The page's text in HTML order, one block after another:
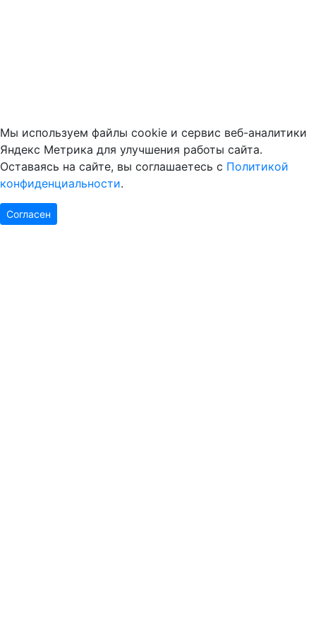
Мы используем файлы cookie и сервис веб-аналитики
Яндекс Метрика для улучшения работы сайта.
Оставаясь на сайте, вы соглашаетесь с Политикой
конфиденциальности.
Согласен